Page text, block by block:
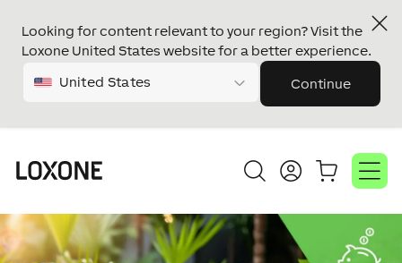
Looking for content relevant to your region? Visit the
Loxone United States website for a better experience.
United States Continue